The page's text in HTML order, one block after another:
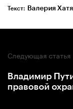
Текст: Валерия
Следующая статья
Владимир
правовой